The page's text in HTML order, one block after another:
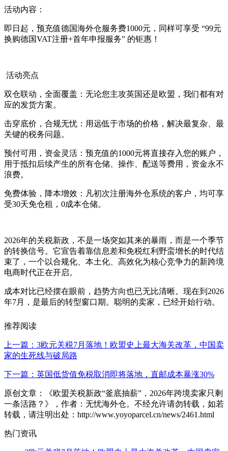
活动内容：
即日起，预充值德国海外仓服务费1000元，同样可享受 ‍“99元
换购德国VAT注册+首年申报服务”‍ 的钜惠！
活动亮点
双仓联动，全面覆盖：无论您主攻英国还是欧盟，我们都有对
应的发货方案。
击穿底价，合规无忧：用远低于市场的价格，解决最复杂、最
关键的税务问题。
预付可用，资金灵活：预充值的1000元将直接存入您的账户，
用于抵扣后续产生的所有仓储、操作、配送等费用，资金永不
浪费。
免费体验，降本增效：凡初次注册海外仓系统的客户，均可享
受30天免仓租，0成本仓储。
2026年的关税新政，不是一场突如其来的暴雨，而是一个季节
的转换信号。它宣告着靠信息差和免税红利野蛮增长的时代结
束了，一个以合规化、本土化、高效化为核心竞争力的新跨境
电商时代正在开启。
成本对比已经摆在眼前，趋势方向也已无比清晰。现在到2026
年7月，是最后的转型窗口期。聪明的卖家，已经开始行动。
推荐阅读
上一篇：3欧元关税7月落地！欧盟史上最大海关改革，中国卖
家的生死线与破局路
下一篇：英国低货值免税取消即将落地，直邮成本暴涨30%
原创文章：《欧盟关税新政“釜底抽薪”，2026年跨境卖家只剩
一条活路？》，作者：无忧海外仓。不经允许请勿转载，如若
转载，请注明出处：http://www.yoyoparcel.cn/news/2461.html
热门资讯